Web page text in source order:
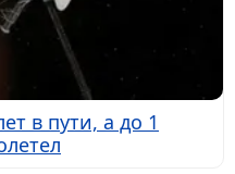
в пути, а до 1